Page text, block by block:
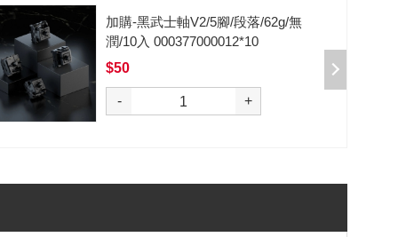
加購-剪刀石頭布猜拳鍵帽一盒四
入000385000289